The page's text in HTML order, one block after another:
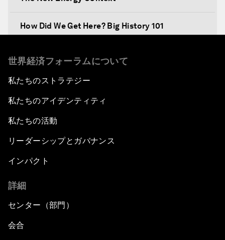
How Did We Get Here? Big History 101
An Insight, An Idea with Martin Wolf
Closing the Infrastructure Gap
The New Banking Context
Forum Debate: The Price of Instability
Transformational Leadership
世界経済フォーラムについて
私たちのストラテジー
私たちのアイデンティティ
私たちの活動
リーダーシップとガバナンス
インパクト
詳細
センター（部門）
会合